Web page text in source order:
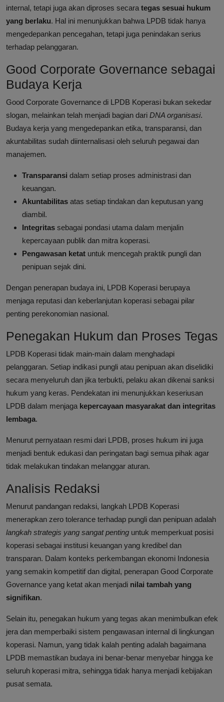
internal, tetapi juga akan diproses secara tegas sesuai hukum
yang berlaku. Hal ini menunjukkan bahwa LPDB tidak hanya
mengedepankan pencegahan, tetapi juga penindakan serius
terhadap pelanggaran.
Good Corporate Governance sebagai
Budaya Kerja
Good Corporate Governance di LPDB Koperasi bukan sekedar
slogan, melainkan telah menjadi bagian dari DNA organisasi.
Budaya kerja yang mengedepankan etika, transparansi, dan
akuntabilitas sudah diinternalisasi oleh seluruh pegawai dan
manajemen.
Transparansi dalam setiap proses administrasi dan
keuangan.
Akuntabilitas atas setiap tindakan dan keputusan yang
diambil.
Integritas sebagai pondasi utama dalam menjalin
kepercayaan publik dan mitra koperasi.
Pengawasan ketat untuk mencegah praktik pungli dan
penipuan sejak dini.
Dengan penerapan budaya ini, LPDB Koperasi berupaya
menjaga reputasi dan keberlanjutan koperasi sebagai pilar
penting perekonomian nasional.
Penegakan Hukum dan Proses Tegas
LPDB Koperasi tidak main-main dalam menghadapi
pelanggaran. Setiap indikasi pungli atau penipuan akan diselidiki
secara menyeluruh dan jika terbukti, pelaku akan dikenai sanksi
hukum yang keras. Pendekatan ini menunjukkan keseriusan
LPDB dalam menjaga kepercayaan masyarakat dan integritas
lembaga.
Menurut pernyataan resmi dari LPDB, proses hukum ini juga
menjadi bentuk edukasi dan peringatan bagi semua pihak agar
tidak melakukan tindakan melanggar aturan.
Analisis Redaksi
Menurut pandangan redaksi, langkah LPDB Koperasi
menerapkan zero tolerance terhadap pungli dan penipuan adalah
langkah strategis yang sangat penting untuk memperkuat posisi
koperasi sebagai institusi keuangan yang kredibel dan
transparan. Dalam konteks perkembangan ekonomi Indonesia
yang semakin kompetitif dan digital, penerapan Good Corporate
Governance yang ketat akan menjadi nilai tambah yang
signifikan.
Selain itu, penegakan hukum yang tegas akan menimbulkan efek
jera dan memperbaiki sistem pengawasan internal di lingkungan
koperasi. Namun, yang tidak kalah penting adalah bagaimana
LPDB memastikan budaya ini benar-benar menyebar hingga ke
seluruh koperasi mitra, sehingga tidak hanya menjadi kebijakan
pusat semata.